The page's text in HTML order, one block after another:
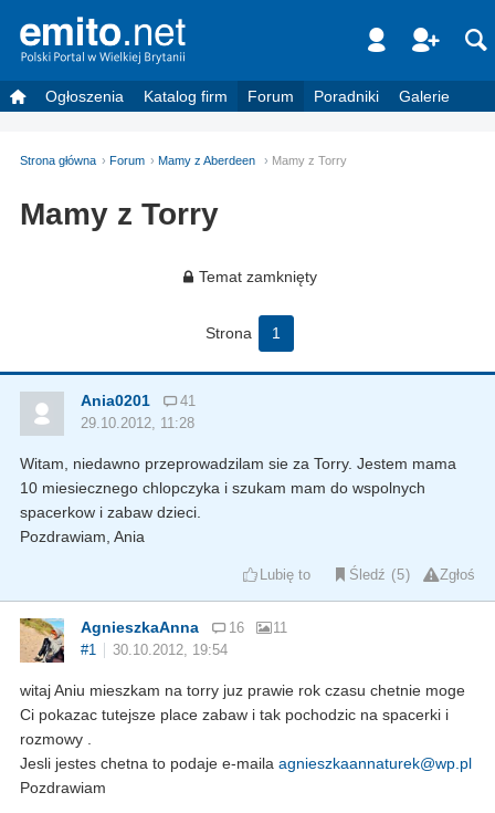
Ogłoszenia Katalog firm Forum Poradniki Galerie
Strona główna Forum Mamy z Aberdeen Mamy z Torry
Mamy z Torry
Temat zamknięty
Strona 1
Ania0201
41
29.10.2012, 11:28
Witam, niedawno przeprowadzilam sie za Torry. Jestem mama
10 miesiecznego chlopczyka i szukam mam do wspolnych
spacerkow i zabaw dzieci.
Pozdrawiam, Ania
Lubię to Śledź 5 Zgłoś
AgnieszkaAnna 16
11
#1
30.10.2012, 19:54
witaj Aniu mieszkam na torry juz prawie rok czasu chetnie moge
Ci pokazac tutejsze place zabaw i tak pochodzic na spacerki i
rozmowy .
Jesli jestes chetna to podaje e-maila agnieszkaannaturek@wp.pl
Pozdrawiam